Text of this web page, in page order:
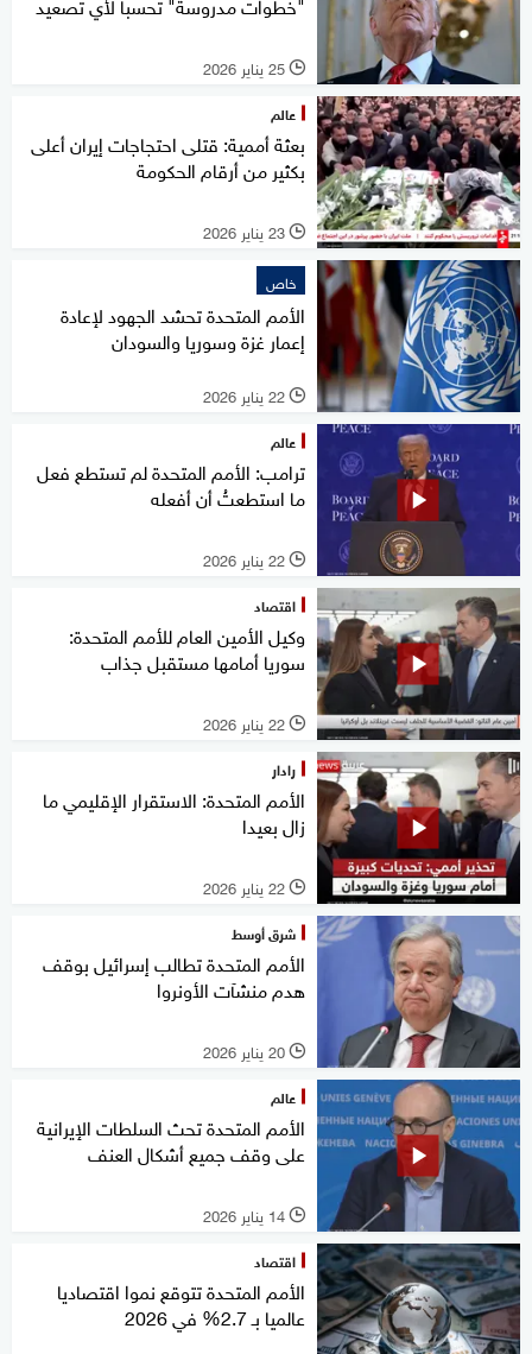
l 25 يناير 2026
عالم
بعثة أممية: قتلى احتجاجات إيران أعلى
بكثير من أرقام الحكومة
l 23 يناير 2026
خاص
الأمم المتحدة تحشد الجهود لإعادة
إعمار غزة وسوريا والسودان
l 22 يناير 2026
عالم
ترامب: الأمم المتحدة لم تستطع فعل
ما استطعتُ أن أفعله
l 22 يناير 2026
اقتصاد
وكيل الأمين العام للأمم المتحدة:
سوريا أمامها مستقبل جذاب
l 22 يناير 2026
رادار
الأمم المتحدة: الاستقرار الإقليمي ما
زال بعيدا
l 22 يناير 2026
شرق أوسط
الأمم المتحدة تطالب إسرائيل بوقف
هدم منشآت الأونروا
l 20 يناير 2026
عالم
الأمم المتحدة تحث السلطات الإيرانية
على وقف جميع أشكال العنف
l 14 يناير 2026
اقتصاد
الأمم المتحدة تتوقع نموا اقتصاديا
عالميا بـ 2.7% في 2026